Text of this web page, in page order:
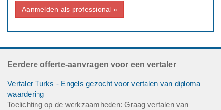
Aanmelden als professional »
Eerdere offerte-aanvragen voor een vertaler
Vertaler Turks - Engels gezocht voor vertalen van diploma
waardering
Toelichting op de werkzaamheden: Graag vertalen van